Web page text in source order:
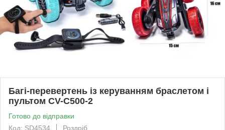
Багі-перевертень із керуванням браслетом і
пультом CV-C500-2
Готово до відправки
Код: SD4534
Роздріб